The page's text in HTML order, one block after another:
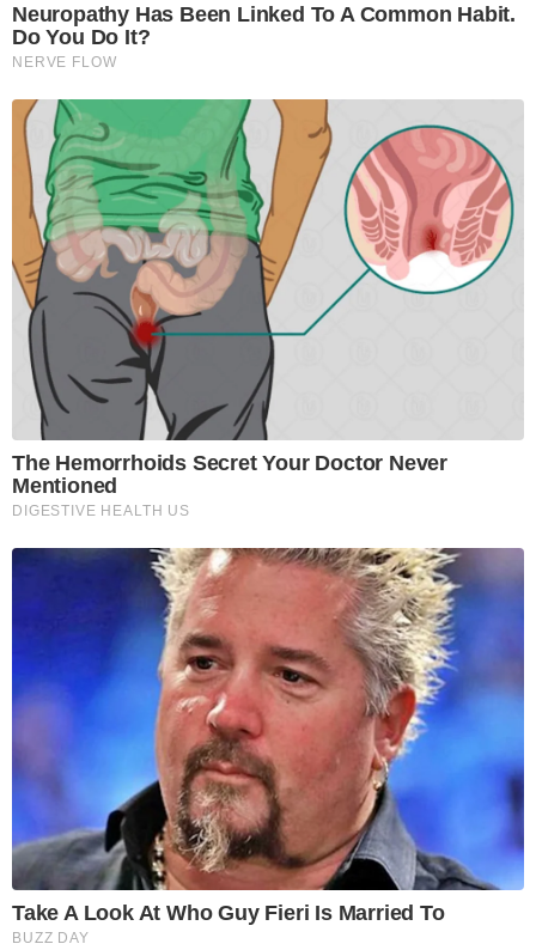
Neuropathy Has Been Linked To A Common Habit.
Do You Do It?
NERVE FLOW
The Hemorrhoids Secret Your Doctor Never
Mentioned
DIGESTIVE HEALTH US
Take A Look At Who Guy Fieri Is Married To
BUZZ DAY